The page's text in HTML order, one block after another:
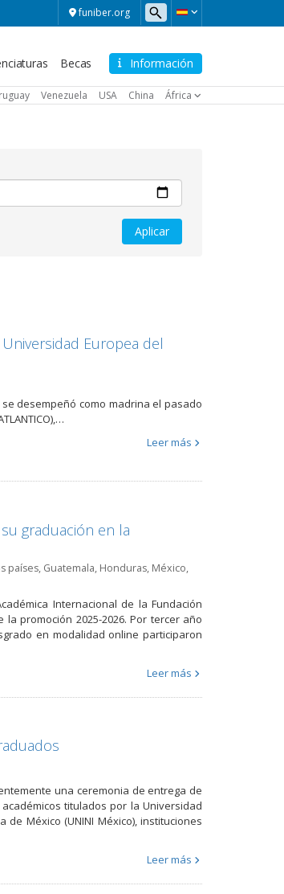
funiber.org
Información
Becas
Venezuela USA China África
Europea del
desempeñó como madrina el pasado
Leer más
graduación en la
países, Guatemala, Honduras, México,
Internacional de la Fundación
promoción 2025-2026. Por tercer año
en modalidad online participaron
Leer más
una ceremonia de entrega de
titulados por la Universidad
de México (UNINI México), instituciones
Leer más